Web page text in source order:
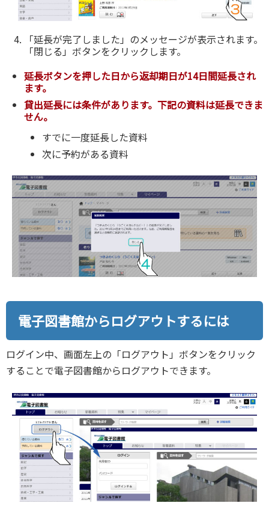
「延長が完了しました」のメッセージが表示されます。
「閉じる」ボタンをクリックします。
延長ボタンを押した日から返却期日が14日間延長され
ます。
貸出延長には条件があります。下記の資料は延長できま
せん。
すでに一度延長した資料
次に予約がある資料
電子図書館からログアウトするには
ログイン中、画面左上の「ログアウト」ボタンをクリック
することで電子図書館からログアウトできます。